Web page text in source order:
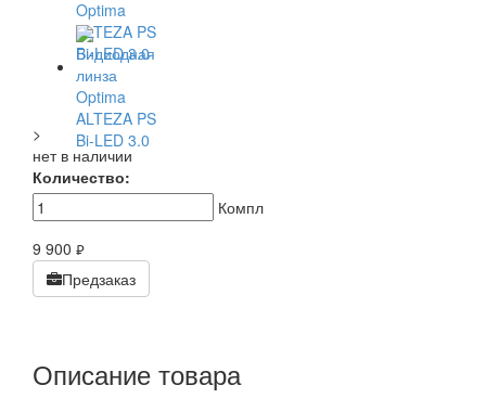
>
нет в наличии
Количество:
Компл
9 900 руб.
Предзаказ
Описание товара